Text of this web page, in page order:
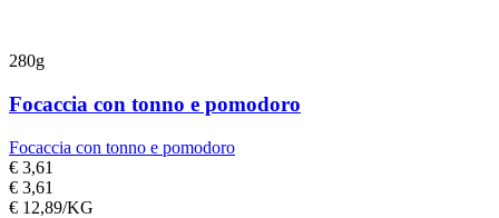
280g
Focaccia con tonno e pomodoro
Focaccia con tonno e pomodoro
€ 3,61
€ 3,61
€ 12,89/KG